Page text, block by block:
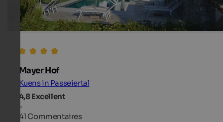
Mayer Hof
Kuens in Passeiertal
4,8Excellent
-
41 Commentaires